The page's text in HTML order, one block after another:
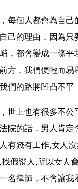
每個人都會為自己
己的理由，因為只
，都會變成一條平
方，我們便輕而易
們的路將凹凸不平
世上也有很多不公
院的話．男人肯定
有錢有工作,女人
假證人,所以女人
名律師，不會讓我